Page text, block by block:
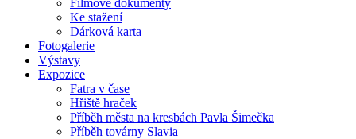
Filmové dokumenty
Ke stažení
Dárková karta
Fotogalerie
Výstavy
Expozice
Fatra v čase
Hřiště hraček
Příběh města na kresbách Pavla Šimečka
Příběh továrny Slavia